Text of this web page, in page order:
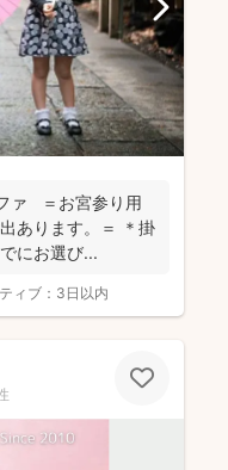
ァ ＝お宮参り用
あります。＝ ＊掛
にお選び...
ィブ： 3日以内